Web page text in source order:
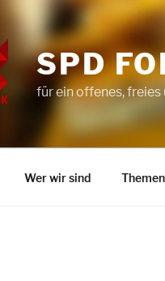
SPD
für ein offenes, freies
Wer wir sind Themen